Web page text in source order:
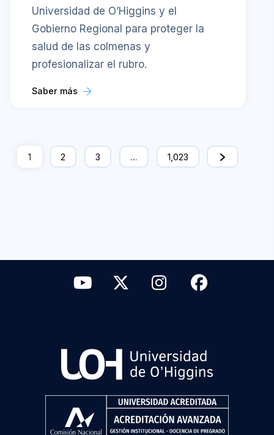
Universidad de O’Higgins y el
Gobierno Regional para proteger la
salud de las colmenas y
profesionalizar el rubro.
Saber más
1 2 3 … 1,023